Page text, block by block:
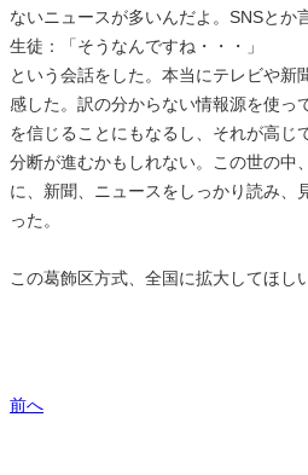
ないニュースが多いんだよ。SNSとか
生徒：「そうなんですね・・・」
という会話をした。本当にテレビや新
感した。訳の分からない情報源を使っ
を信じることにもなるし、それが高じ
分断が進むかもしれない。この世の中
に、新聞、ニュースをしっかり読み、
った。
この葛飾区方式、全国に拡大してほし
前へ